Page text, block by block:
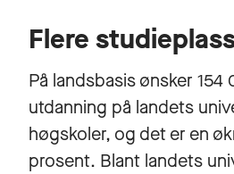
Flere
På landsbasis ønsker 154
utdanning på landets
høgskoler, og det er en
prosent. Blant landets